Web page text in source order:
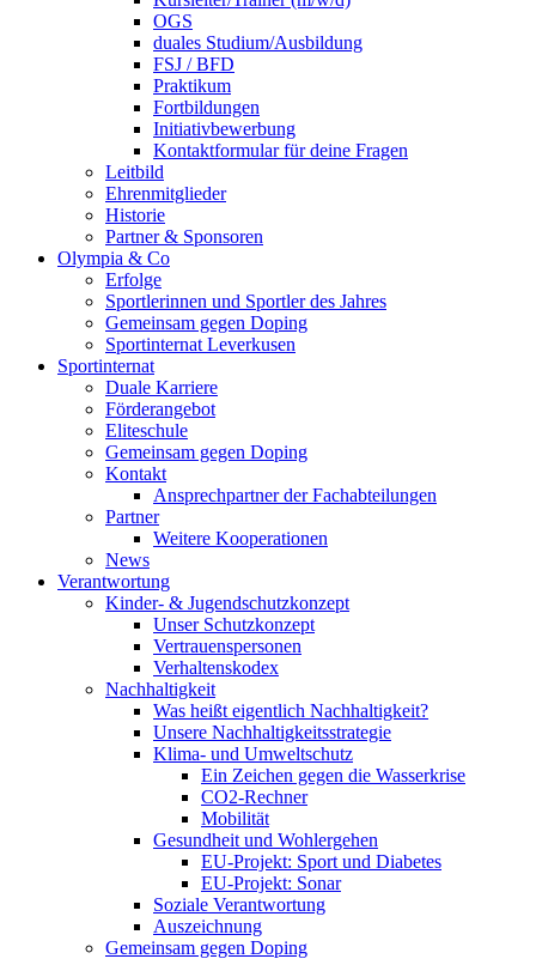
OGS
duales Studium/Ausbildung
FSJ / BFD
Praktikum
Fortbildungen
Initiativbewerbung
Kontaktformular für deine Fragen
Leitbild
Ehrenmitglieder
Historie
Partner & Sponsoren
Olympia & Co
Erfolge
Sportlerinnen und Sportler des Jahres
Gemeinsam gegen Doping
Sportinternat Leverkusen
Sportinternat
Duale Karriere
Förderangebot
Eliteschule
Gemeinsam gegen Doping
Kontakt
Ansprechpartner der Fachabteilungen
Partner
Weitere Kooperationen
News
Verantwortung
Kinder- & Jugendschutzkonzept
Unser Schutzkonzept
Vertrauenspersonen
Verhaltenskodex
Nachhaltigkeit
Was heißt eigentlich Nachhaltigkeit?
Unsere Nachhaltigkeitsstrategie
Klima- und Umweltschutz
Ein Zeichen gegen die Wasserkrise
CO2-Rechner
Mobilität
Gesundheit und Wohlergehen
EU-Projekt: Sport und Diabetes
EU-Projekt: Sonar
Soziale Verantwortung
Auszeichnung
Gemeinsam gegen Doping